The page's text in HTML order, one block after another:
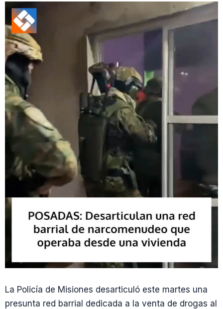
La Policía de Misiones desarticuló este martes una
presunta red barrial dedicada a la venta de drogas al